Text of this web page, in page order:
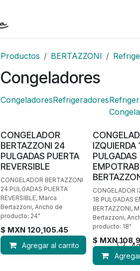
Productos BERTAZZONI
Congeladores
CongeladoresRefrigeradores
CONGELADOR
BERTAZZONI 24
PULGADAS PUERTA
REVERSIBLE
CONGELADOR BERTAZZONI
24 PULGADAS PUERTA
REVERSIBLE, Marca
Bertazzoni, Ancho de
producto: 24"
$ MXN 120,105.45
Agregar al carrito
IZQUIERDA
PULGADAS
CONGELADOR
18 PULGADAS
BERTAZZONI,
Bertazzoni,
producto: 18"
$ MXN